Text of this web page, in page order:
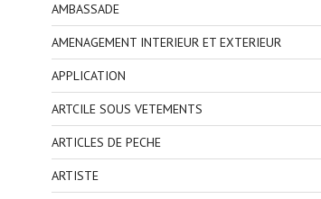
AMBASSADE
AMENAGEMENT INTERIEUR ET EXTERIEUR
APPLICATION
ARTCILE SOUS VETEMENTS
ARTICLES DE PECHE
ARTISTE